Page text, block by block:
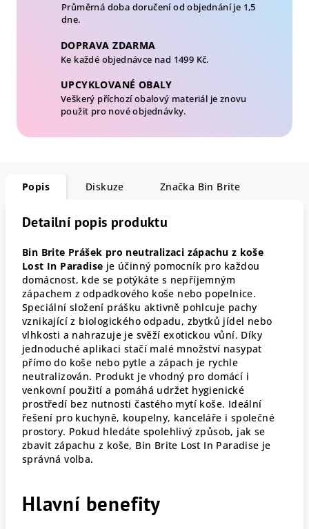
Průměrná doba doručení od objednání je 1,5
dne.
DOPRAVA ZDARMA
Ke každé objednávce nad 1499 Kč.
UPCYKLOVANÉ OBALY
Veškerý příchozí obalový materiál je znovu
použit pro nové objednávky.
Popis Diskuze Značka Bin Brite
Detailní popis produktu
Bin Brite Prášek pro neutralizaci zápachu z koše
Lost In Paradise je účinný pomocník pro každou
domácnost, kde se potýkáte s nepříjemným
zápachem z odpadkového koše nebo popelnice.
Speciální složení prášku aktivně pohlcuje pachy
vznikající z biologického odpadu, zbytků jídel nebo
vlhkosti a nahrazuje je svěží exotickou vůní. Díky
jednoduché aplikaci stačí malé množství nasypat
přímo do koše nebo pytle a zápach je rychle
neutralizován. Produkt je vhodný pro domácí i
venkovní použití a pomáhá udržet hygienické
prostředí bez nutnosti častého mytí koše. Ideální
řešení pro kuchyně, koupelny, kanceláře i společné
prostory. Pokud hledáte spolehlivý způsob, jak se
zbavit zápachu z koše, Bin Brite Lost In Paradise je
správná volba.
Hlavní benefity